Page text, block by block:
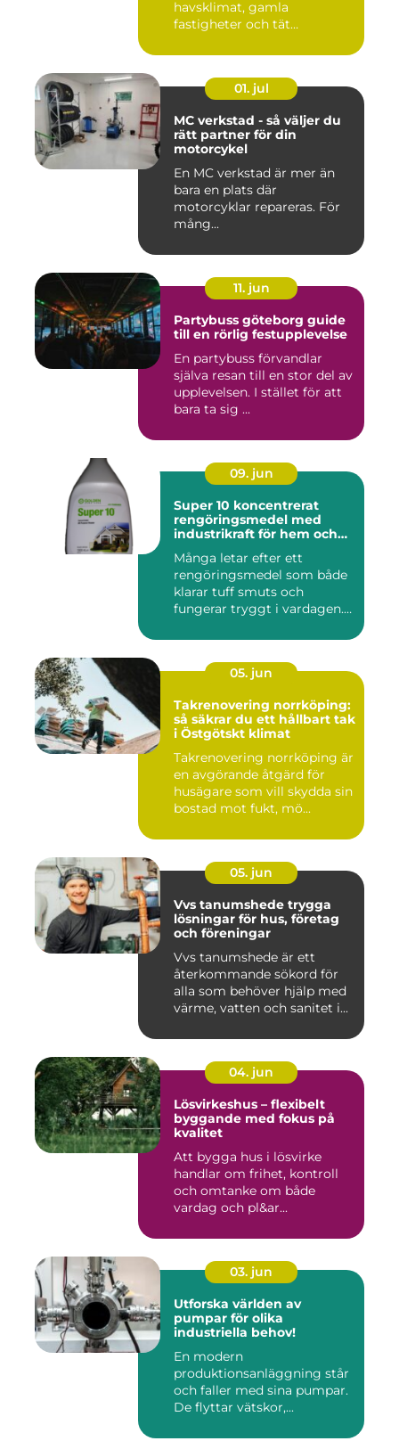
havsklimat, gamla
fastigheter och tät
01. jul
MC verkstad - så väljer du
rätt partner för din
motorcykel
En MC verkstad är mer än
bara en plats där
motorcyklar repareras. För
mång...
11. jun
Partybuss göteborg guide
till en rörlig festupplevelse
En partybuss förvandlar
själva resan till en stor del av
upplevelsen. I stället för att
bara ta sig ...
09. jun
Super 10 koncentrerat
rengöringsmedel med
industrikraft för hem och
Många letar efter ett
rengöringsmedel som både
klarar tuff smuts och
fungerar tryggt i vardagen.
05. jun
Takrenovering norrköping:
så säkrar du ett hållbart tak
i Östgötskt klimat
Takrenovering norrköping är
en avgörande åtgärd för
husägare som vill skydda sin
bostad mot fukt, mö...
05. jun
Vvs tanumshede trygga
lösningar för hus, företag
och föreningar
Vvs tanumshede är ett
återkommande sökord för
alla som behöver hjälp med
värme, vatten och sanitet i...
04. jun
Lösvirkeshus – flexibelt
byggande med fokus på
kvalitet
Att bygga hus i lösvirke
handlar om frihet, kontroll
och omtanke om både
vardag och pl&ar...
03. jun
Utforska världen av
pumpar för olika
industriella behov!
En modern
produktionsanläggning står
och faller med sina pumpar.
De flyttar vätskor,...